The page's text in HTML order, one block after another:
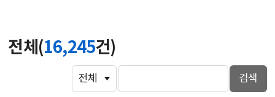
전체(16,245건)
검색